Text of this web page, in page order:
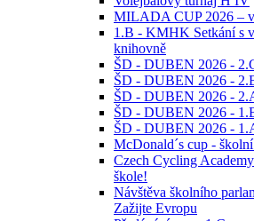
MILADA CUP 2026 –
1.B - KMHK Setkání s
knihovně
ŠD - DUBEN 2026 -
ŠD - DUBEN 2026 -
ŠD - DUBEN 2026 -
ŠD - DUBEN 2026 -
ŠD - DUBEN 2026 -
McDonald´s cup -
Czech Cycling
škole!
Návštěva školního
Zažijte Evropu